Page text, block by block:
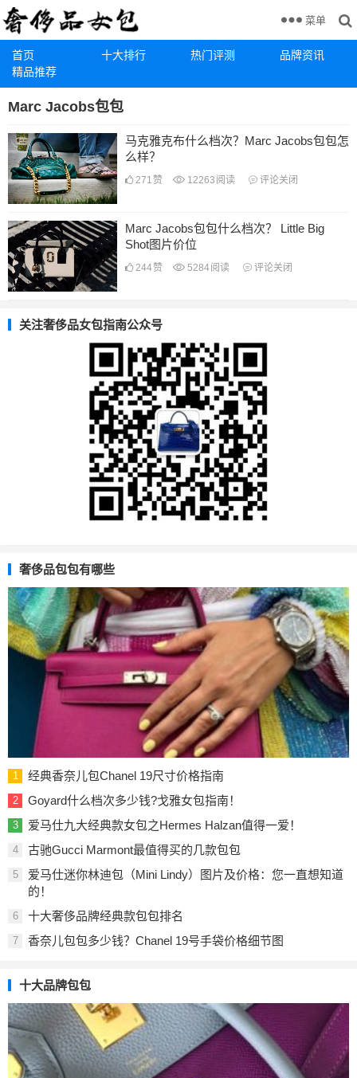
首页 十大排行 热门评测
品牌资讯
精品推荐
菜单
Marc Jacobs包包
马克雅克布什么档次？Marc Jacobs包包怎
么样？
271 赞 12263 阅读 评论关闭
Marc Jacobs包包什么档次？ Little Big
Shot图片价位
244赞 5284阅读 评论关闭
关注奢侈品女包指南公众号
奢侈品包包有哪些
1 经典香奈儿包Chanel 19尺寸价格指南
2 Goyard什么档次多少钱?戈雅女包指南！
3 爱马仕九大经典款女包之Hermes Halzan值得一爱！
4 古驰Gucci Marmont最值得买的几款包包
5
爱马仕迷你林迪包（Mini Lindy）图片及价格：您一直想知道
的！
6 十大奢侈品牌经典款包包排名
7 香奈儿包包多少钱？Chanel 19号手袋价格细节图
十大品牌包包